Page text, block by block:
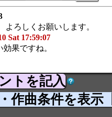
ろしくお願いします。
Sat 17:59:07
果ですね。
トを記入
作曲条件を表示